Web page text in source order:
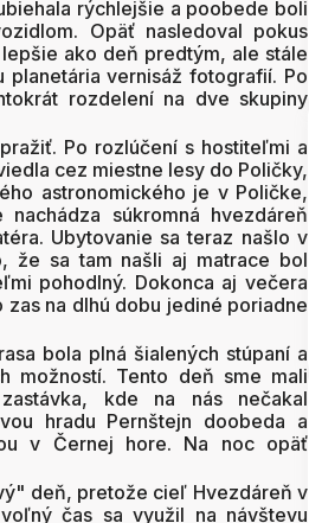
rýchlejšie a poobede boli
Opäť nasledoval pokus
ako deň predtým, ale stále
vernisáž fotografií. Po
rozdelení na dve skupiny
Po rozlúčení s hostiteľmi a
cez miestne lesy do Poličky,
astronomického je v Poličke,
súkromná hvezdáreň
Ubytovanie sa teraz našlo v
že sa tam našli aj matrace bol
pohodlný. Dokonca aj večera
na dlhú dobu jediné poriadne
bola plná šialených stúpaní a
možností. Tento deň sme mali
kde na nás nečakal
hradu Pernštejn doobeda a
v Černej hore. Na noc opäť
deň, pretože cieľ Hvezdáreň v
čas sa využil na návštevu